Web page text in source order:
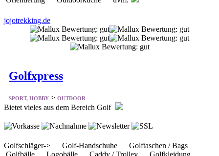
Golfxpress
SPORT, HOBBY>OUTDOOR
Bietet vieles aus dem Bereich Golf
Golfschläger-> Golf-Handschuhe Golftaschen / Bags
Golfbälle Logobälle Caddy / Trolley Golfkleidung